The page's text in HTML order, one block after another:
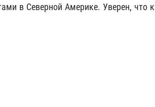
в Северной Америке. Уверен, что к